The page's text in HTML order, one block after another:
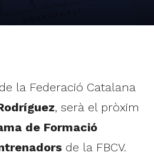
la Federació Catalana
, serà el pròxim
de Formació
de la FBCV.